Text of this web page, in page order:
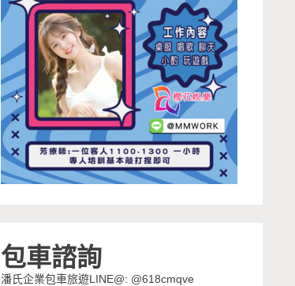
包車諮詢
潘氏企業包車旅遊LINE@: @618cmqve